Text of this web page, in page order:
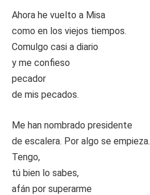
Ahora he vuelto a Misa
como en los viejos tiempos.
Comulgo casi a diario
y me confieso
pecador
de mis pecados.
Me han nombrado presidente
de escalera. Por algo se empieza.
Tengo,
tú bien lo sabes,
afán por superarme